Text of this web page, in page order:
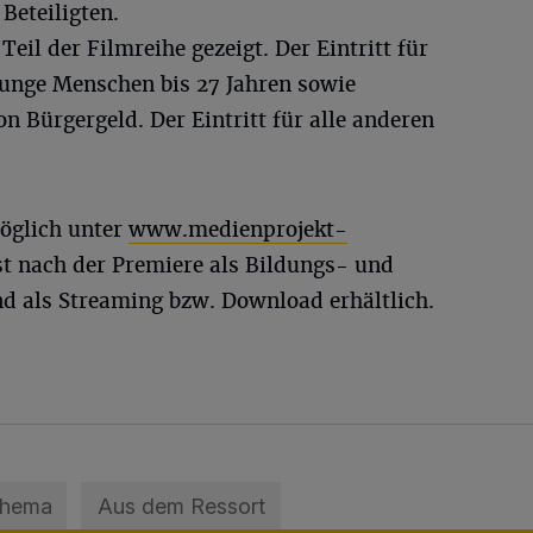
der Filmreihe gezeigt. Der Eintritt für
Menschen bis 27 Jahren sowie
Bürgergeld. Der Eintritt für alle anderen
unter www.medienprojekt-
nach der Premiere als Bildungs- und
als Streaming bzw. Download erhältlich.
Aus dem Ressort